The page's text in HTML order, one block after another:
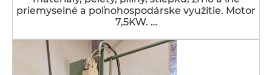
priemyselné a poľnohospodárske využitie. Motor
7,5KW. …